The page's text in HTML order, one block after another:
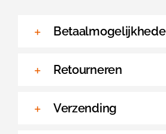
Retourneren
Verzending